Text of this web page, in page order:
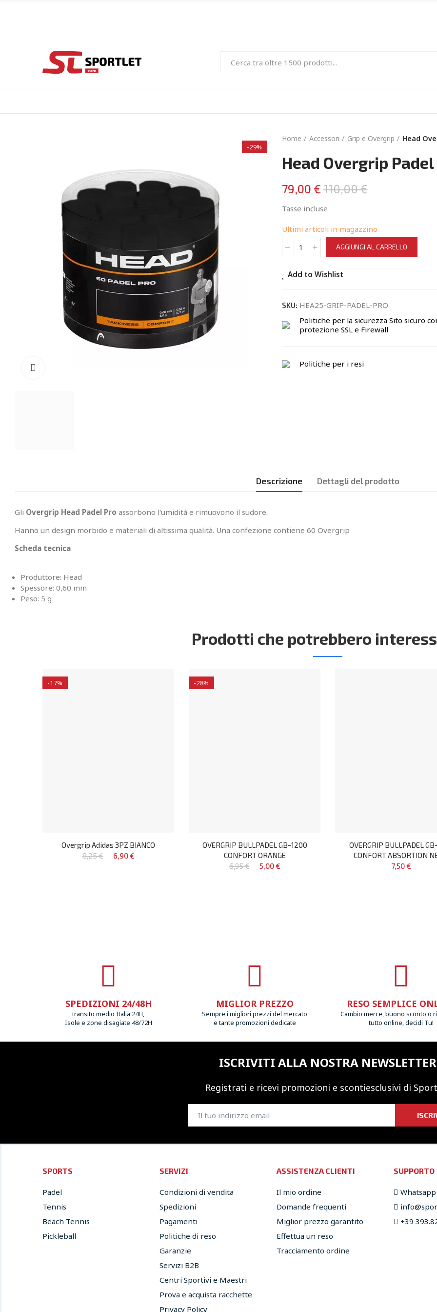
-29%
Home Accessori Grip e Overgrip Head
Head Overgrip
79,00 €110,00 €
Tasse incluse
Ultimi articoli in magazzino
AGGIUNGI AL CARRELLO
Add to Wishlist
SKU: HEA25-GRIP-PADEL-PRO
Politiche per la sicurezza Sito sicuro
protezione SSL e Firewall
Politiche per i resi
Descrizione Dettagli del prodotto
Gli Overgrip Head Padel Pro assorbono l'umidità e rimuovono il sudore.
Hanno un design morbido e materiali di altissima qualità. Una confezione contiene 60 Overgrip
Scheda tecnica
Produttore: Head
Spessore: 0,60 mm
Peso: 5 g
Prodotti che potrebbero
-17%
Overgrip Adidas 3PZ BIANCO
8,25 €
6,90 €
-28%
OVERGRIP BULLPADEL GB-1200
CONFORT ORANGE
6,95 €
5,00 €
OVERGRIP BULLPADEL
CONFORT ABSORTION
7,50 €
SPEDIZIONI 24/48H
transito medio Italia 24H,
Isole e zone disagiate 48/72H
MIGLIOR PREZZO
Sempre i migliori prezzi del mercato
e tante promozioni dedicate
RESO SEMPLICE
Cambio merce, buono sconto o
tutto online, decidi Tu!
ISCRIVITI ALLA NOSTRA NEWSLETTER
Registrati e ricevi promozioni e scontiesclusivi di
SPORTS
Padel
Tennis
Beach Tennis
Pickleball
SERVIZI
Condizioni di vendita
Spedizioni
Pagamenti
Politiche di reso
Garanzie
Servizi B2B
Centri Sportivi e Maestri
Prova e acquista racchette
Privacy Policy
ASSISTENZA CLIENTI
Il mio ordine
Domande frequenti
Miglior prezzo garantito
Effettua un reso
Tracciamento ordine
SUPPORTO
Whatsapp
+39